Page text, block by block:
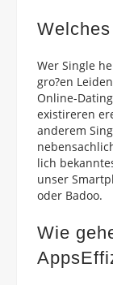
Wer Single
gro?en
Online-
existireren
anderem
lich
unser
oder Badoo.
Wie